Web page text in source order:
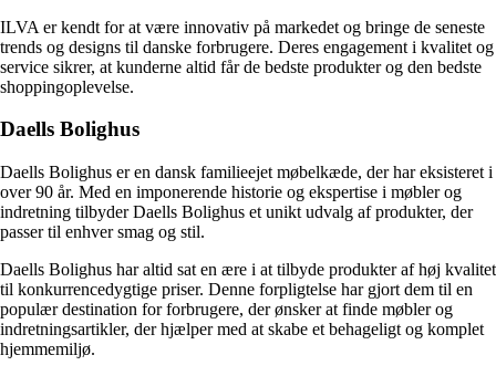
ILVA er kendt for at være innovativ på markedet og bringe de seneste
trends og designs til danske forbrugere. Deres engagement i kvalitet og
service sikrer, at kunderne altid får de bedste produkter og den bedste
shoppingoplevelse.
Daells Bolighus
Daells Bolighus er en dansk familieejet møbelkæde, der har eksisteret i
over 90 år. Med en imponerende historie og ekspertise i møbler og
indretning tilbyder Daells Bolighus et unikt udvalg af produkter, der
passer til enhver smag og stil.
Daells Bolighus har altid sat en ære i at tilbyde produkter af høj kvalitet
til konkurrencedygtige priser. Denne forpligtelse har gjort dem til en
populær destination for forbrugere, der ønsker at finde møbler og
indretningsartikler, der hjælper med at skabe et behageligt og komplet
hjemmemiljø.